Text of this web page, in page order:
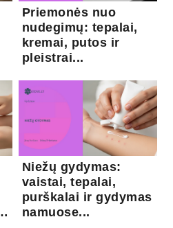
Priemonės nuo
nudegimų: tepalai,
kremai, putos ir
pleistrai...
Niežų gydymas:
vaistai, tepalai,
purškalai ir gydymas
namuose...